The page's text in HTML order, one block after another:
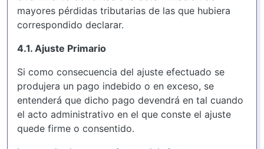
mayores pérdidas tributarias de las que hubiera
correspondido declarar.
4.1. Ajuste Primario
Si como consecuencia del ajuste efectuado se
produjera un pago indebido o en exceso, se
entenderá que dicho pago devendrá en tal cuando
el acto administrativo en el que conste el ajuste
quede firme o consentido.